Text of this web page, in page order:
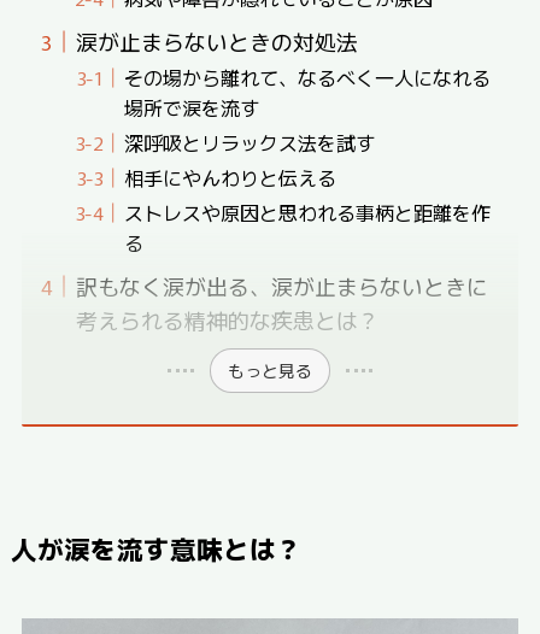
涙が止まらないときの対処法
その場から離れて、なるべく一人になれる
場所で涙を流す
深呼吸とリラックス法を試す
相手にやんわりと伝える
ストレスや原因と思われる事柄と距離を作
る
訳もなく涙が出る、涙が止まらないときに
考えられる精神的な疾患とは？
もっと見る
人が涙を流す意味とは？